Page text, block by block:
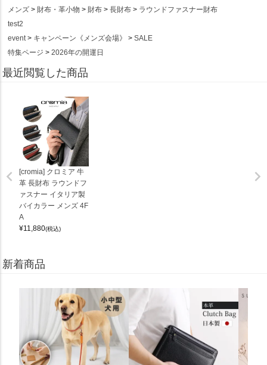
メンズ
財布・革小物 財布 長財布
ラウンドファスナー財布
test2
event
キャンペーン《メンズ会場》
SALE
特集ページ
2026年の開運日
最近閲覧した商品
[cromia] クロミア 牛
革 長財布 ラウンドフ
ァスナー イタリア製
バイカラー メンズ 4F
A
¥11,880(税込)
新着商品